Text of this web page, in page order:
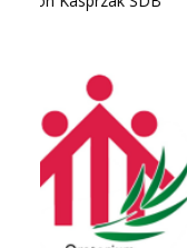
Oaza -
Opiekun: ks. Dan